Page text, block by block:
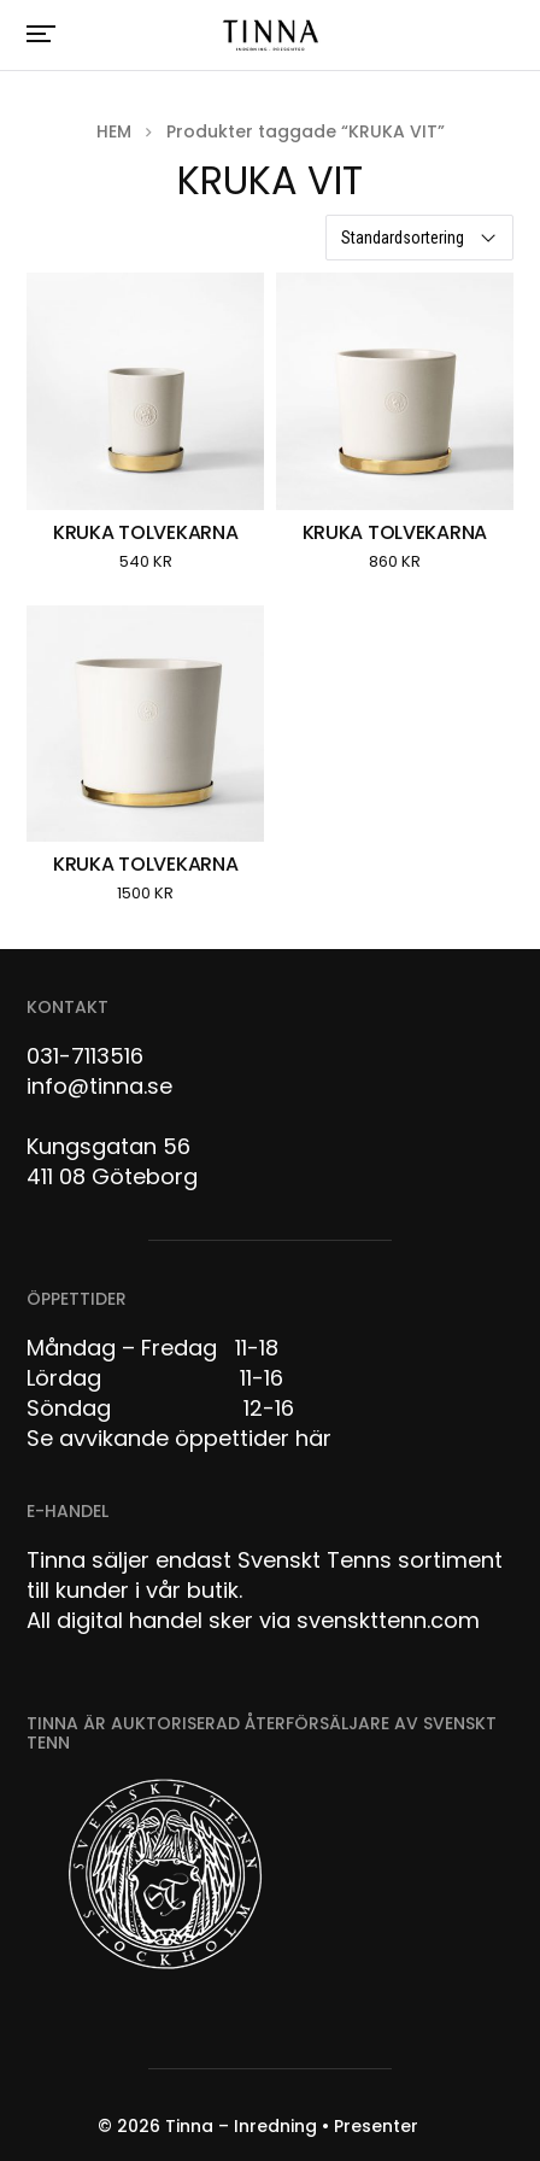
HEM Produkter taggade “KRUKA VIT”
KRUKA VIT
KRUKA TOLVEKARNA
540 KR
KRUKA TOLVEKARNA
860 KR
KRUKA TOLVEKARNA
1500KR
KONTAKT
031-7113516
info@tinna.se
Kungsgatan 56
411 08 Göteborg
ÖPPETTIDER
Måndag – Fredag 11-18
Lördag 11-16
Söndag 12-16
Se avvikande öppettider här
E-HANDEL
Tinna säljer endast Svenskt Tenns sortiment
till kunder i vår butik.
All digital handel sker via svenskttenn.com
TINNA ÄR AUKTORISERAD ÅTERFÖRSÄLJARE AV SVENSKT
TENN
© 2026 Tinna – Inredning • Presenter